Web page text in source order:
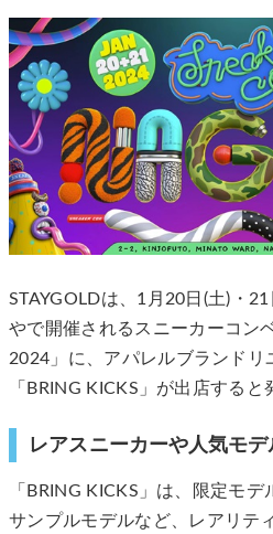
STAYGOLDは、1月20日(土)・
やで開催されるスニーカーコン
2024」に、アパレルブランドリ
「BRING KICKS」が出店すると
レアスニーカーや人気モデ
「BRING KICKS」は、限定モ
サンプルモデルなど、レアリテ